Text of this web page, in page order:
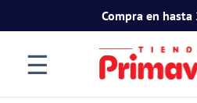
Compra en
☰